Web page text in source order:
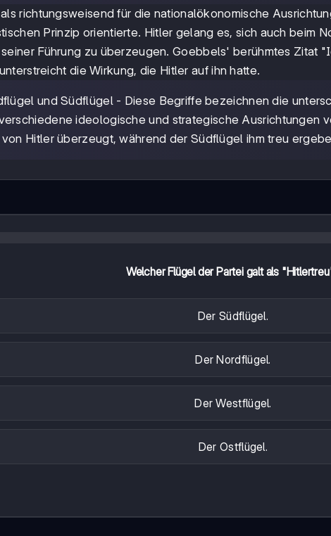
richtungsweisend für die nationalökonomische
Prinzip orientierte. Hitler gelang es, sich auch beim
Führung zu überzeugen. Goebbels' berühmtes Zitat
die Wirkung, die Hitler auf ihn hatte.
und Südflügel - Diese Begriffe bezeichnen die
ideologische und strategische Ausrichtungen
Hitler überzeugt, während der Südflügel ihm treu
Welcher Flügel der Partei galt als
Der Südflügel.
Der Nordflügel.
Der Westflügel.
Der Ostflügel.